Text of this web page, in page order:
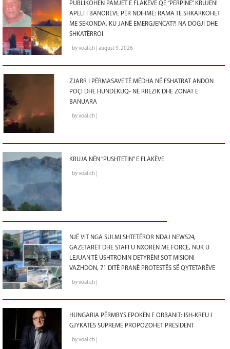
PUBLIKOHEN PAMJET E FLAKËVE QË “PËRPINË” KRUJËN!
APELI I BANORËVE PËR NDIHMË: RAMA TË SHKARKOHET
ME SEKONDA, KU JANË EMERGJENCAT?! NA DOGJI DHE
SHKATËRROI
by voal.ch | august 9, 2026
ZJARR I PËRMASAVE TË MËDHA NË FSHATRAT ANDON
POÇI DHE HUNDËKUQ- NË RREZIK DHE ZONAT E
BANUARA
by voal.ch |
KRUJA NËN “PUSHTETIN” E FLAKËVE
by voal.ch |
NJË VIT NGA SULMI SHTETËROR NDAJ NEWS24,
GAZETARËT DHE STAFI U NXORËN ME FORCË, NUK U
LEJUAN TË USHTRONIN DETYRËN! SOT MISIONI
VAZHDON, 71 DITË PRANË PROTESTËS SË QYTETARËVE
by voal.ch |
HUNGARIA PËRMBYS EPOKËN E ORBANIT: ISH-KREU I
GJYKATËS SUPREME PROPOZOHET PRESIDENT
by voal.ch |